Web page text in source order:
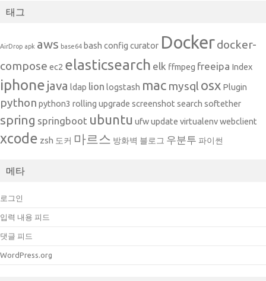
태그
AirDrop apk aws base64 bash config curator Dockerdocker-
compose ec2 elasticsearch elk ffmpeg freeipa Index
iphone java ldap lion logstash mac mysql osx Plugin
python python3 rolling upgrade screenshot search softether
spring springboot ubuntu ufwupdate virtualenvwebclient
xcode zsh 도커 마르스 방화벽 블로그 우분투 파이썬
메타
로그인
입력 내용 피드
댓글 피드
WordPress.org